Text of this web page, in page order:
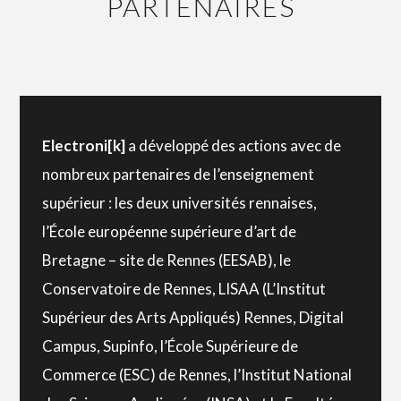
Electroni[k]a développé des actions avec de
nombreux partenaires de l’enseignement
supérieur : les deux universités rennaises,
l’École européenne supérieure d’art de
Bretagne – site de Rennes (EESAB), le
Conservatoire de Rennes, LISAA (L’Institut
Supérieur des Arts Appliqués) Rennes, Digital
Campus, Supinfo, l’École Supérieure de
Commerce (ESC) de Rennes, l’Institut National